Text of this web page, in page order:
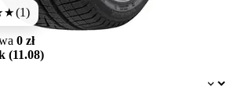
(1)
0 zł
(11.08)